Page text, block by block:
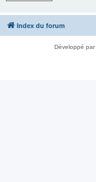
Index du forum
Développé par